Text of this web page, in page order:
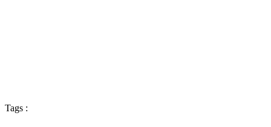
Tags :